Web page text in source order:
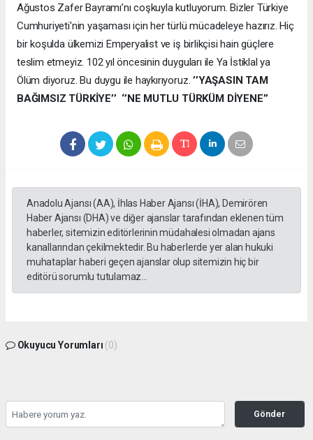
Ağustos Zafer Bayramı’nı coşkuyla kutluyorum. Bizler Türkiye
Cumhuriyeti'nin yaşaması için her türlü mücadeleye hazırız. Hiç
bir koşulda ülkemizi Emperyalist ve iş birlikçisi hain güçlere
teslim etmeyiz. 102 yıl öncesinin duyguları ile Ya İstiklal ya
Ölüm diyoruz. Bu duygu ile haykırıyoruz.’’YAŞASIN TAM
BAĞIMSIZ TÜRKİYE’’ ‘’NE MUTLU TÜRKÜM DİYENE’’
Anadolu Ajansı (AA), İhlas Haber Ajansı (İHA), Demirören
Haber Ajansı (DHA) ve diğer ajanslar tarafından eklenen tüm
haberler, sitemizin editörlerinin müdahalesi olmadan ajans
kanallarından çekilmektedir. Bu haberlerde yer alan hukuki
muhataplar haberi geçen ajanslar olup sitemizin hiç bir
editörü sorumlu tutulamaz...
Okuyucu Yorumları (0)
Gönder